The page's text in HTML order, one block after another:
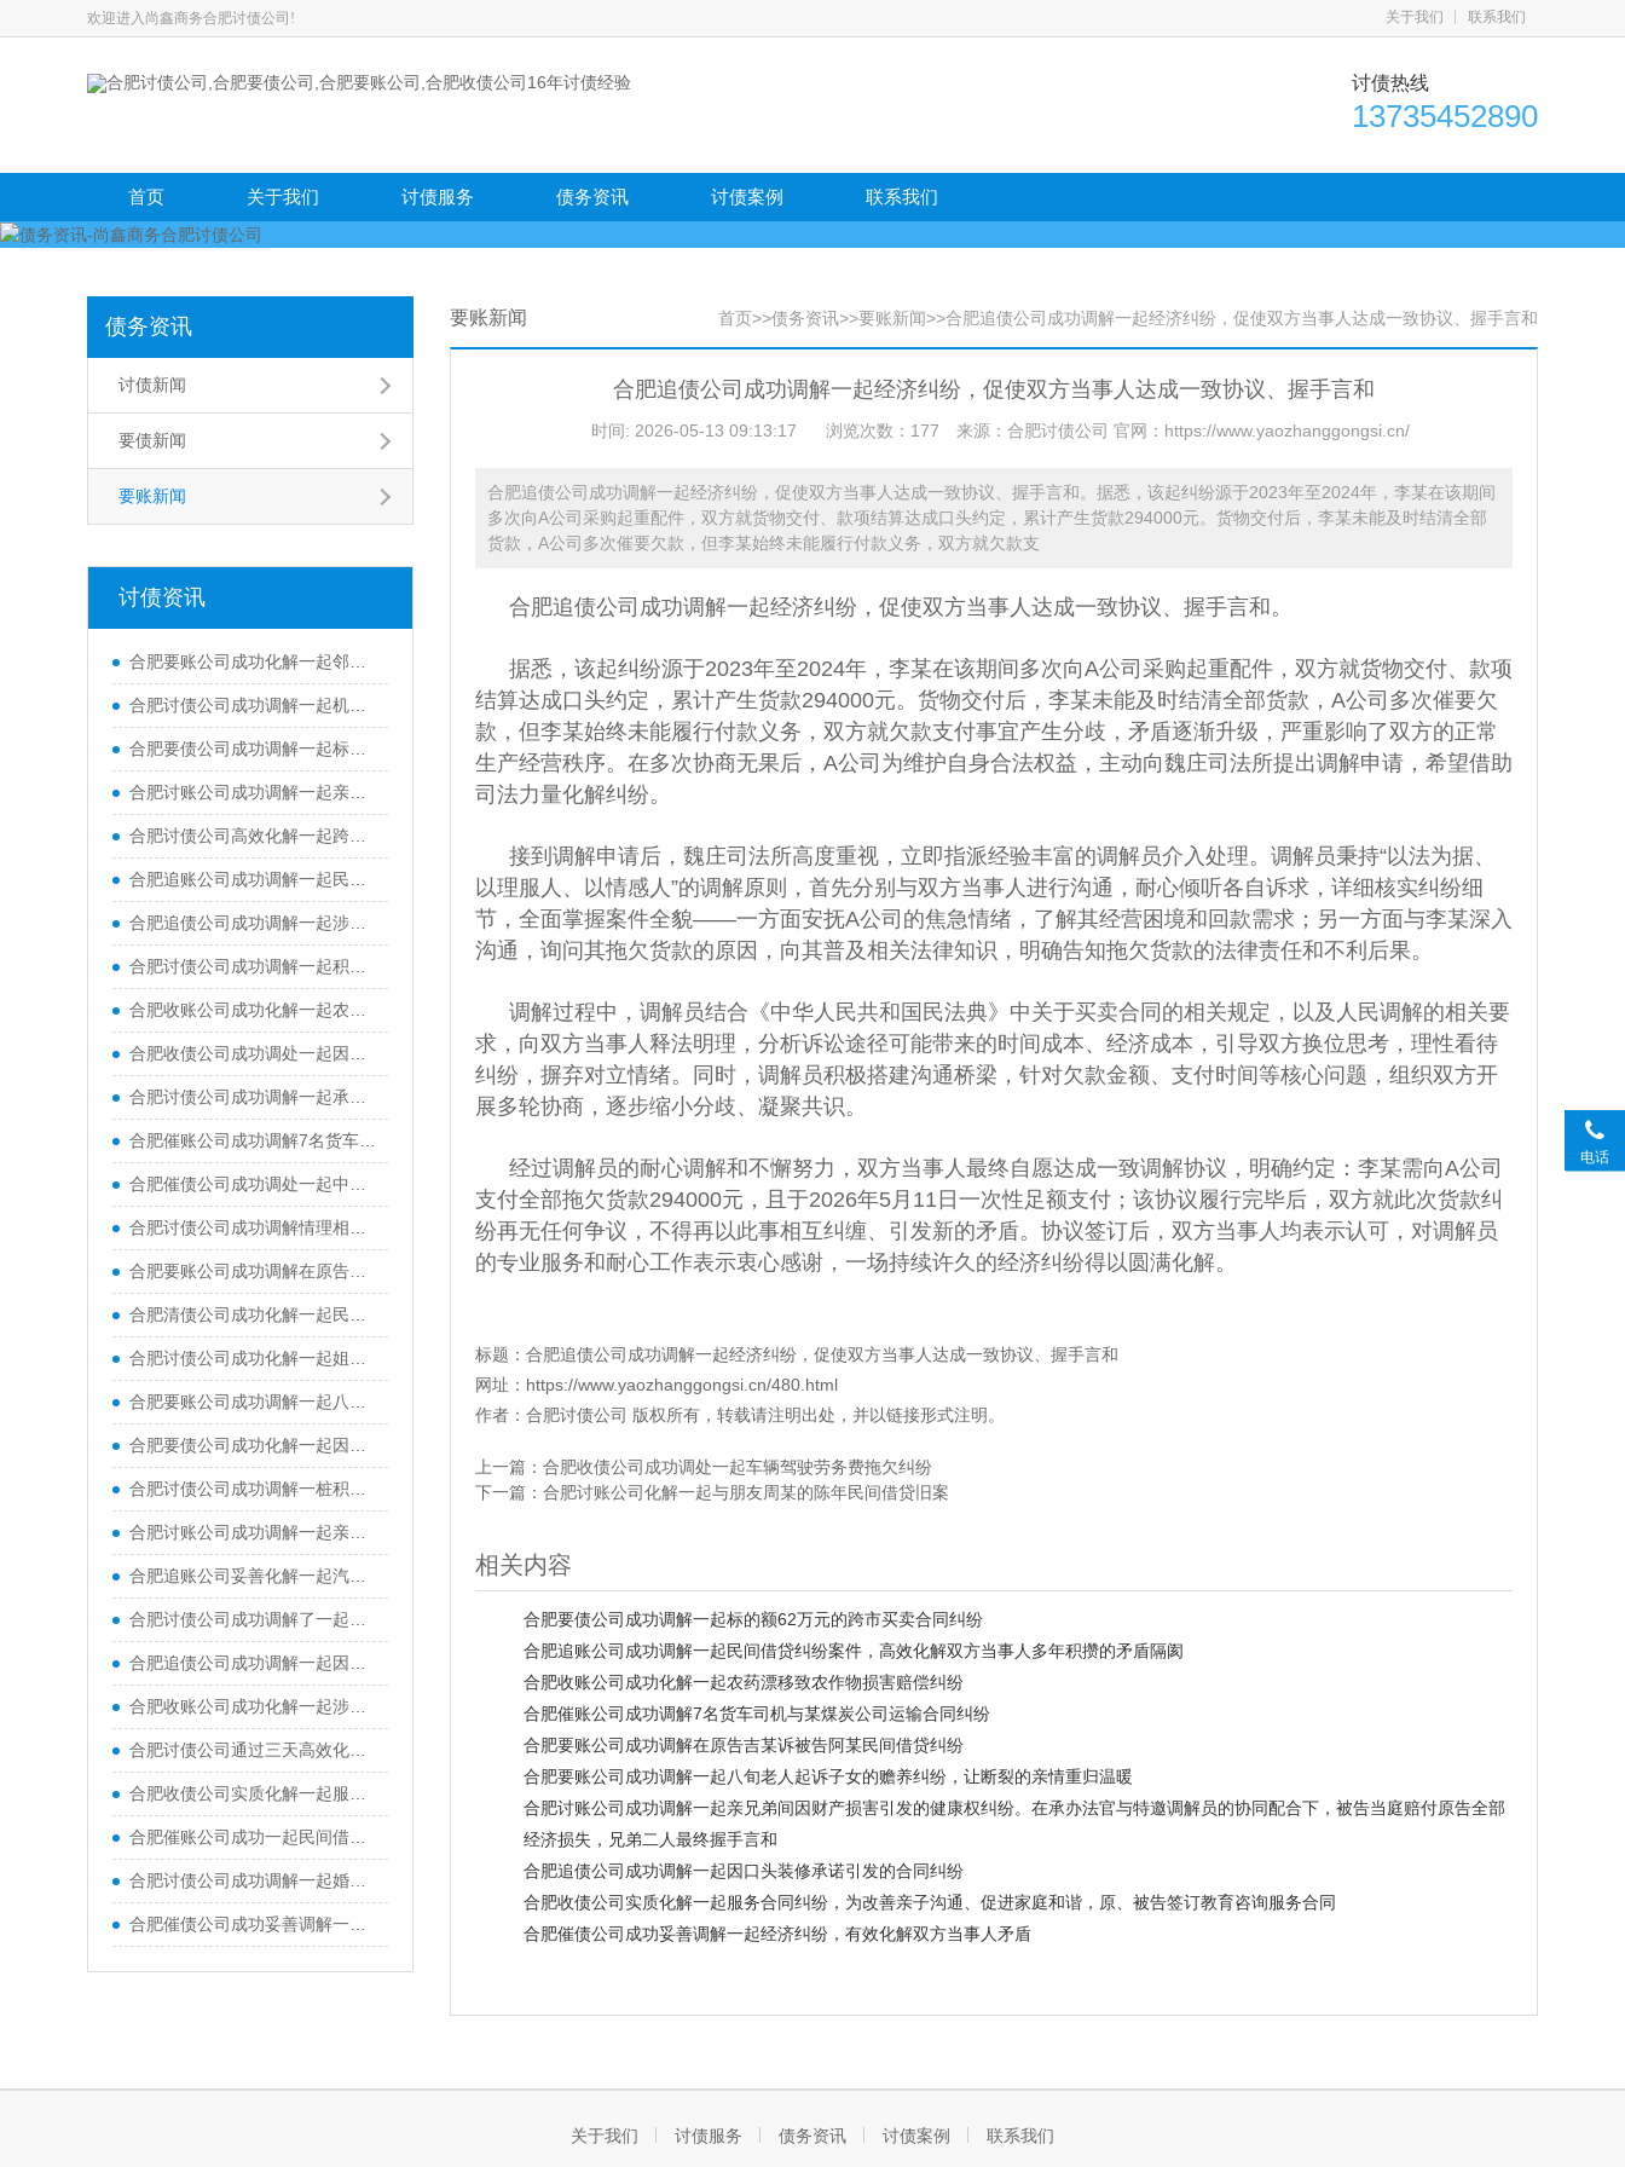
欢迎进入尚鑫商务合肥讨债公司! 关于我们 联系我们
讨债热线
13735452890
首页 关于我们 讨债服务 债务资讯 讨债案例 联系我们
债务资讯
讨债新闻
要债新闻
要账新闻
讨债资讯
合肥要账公司成功化解一起邻里土地占用纠纷，并补齐多年来的土地占用费用
合肥讨债公司成功调解一起机动车交通事故责任纠纷
合肥要债公司成功调解一起标的额62万元的跨市买卖合同纠纷
合肥讨账公司成功调解一起亲属间民间借贷纠纷案件，承办法官情理兼顾、耐心疏导，既帮当事人追回欠款，又成功维系住双方亲属情谊
合肥讨债公司高效化解一起跨省能源企业买卖合同尾款纠纷，仅用7个工作日便实现案结事了
合肥追账公司成功调解一起民间借贷纠纷案件，高效化解双方当事人多年积攒的矛盾隔阂
合肥追债公司成功调解一起涉及村集体与张某关于鱼塘承包租赁合同纠纷
合肥讨债公司成功调解一起积压五年的民间借贷纠纷，耐心释法与温情劝导，妥善化解双方矛盾
合肥收账公司成功化解一起农药漂移致农作物损害赔偿纠纷
合肥收债公司成功调处一起因高层违规私排洗衣废水引发的邻里纠纷
合肥讨债公司成功调解一起承揽合同纠纷，双方签署了调解协议，被申请人当场一次性付清全部工程款，申请人也当场提交撤诉申请
合肥催账公司成功调解7名货车司机与某煤炭公司运输合同纠纷
合肥催债公司成功调处一起中年夫妻离婚纠纷，帮助一对结婚二十余年的夫妻握手言和
合肥讨债公司成功调解情理相融化纠纷，在调解员多次对双方宣讲法律政策、以案释法、调解协商情况下，当事人双方达成共识
合肥要账公司成功调解在原告吉某诉被告阿某民间借贷纠纷
合肥清债公司成功化解一起民间借贷纠纷，实现了法理与情理的双向兼顾
合肥讨债公司成功化解一起姐弟合伙经营餐馆引发的经济纠纷
合肥要账公司成功调解一起八旬老人起诉子女的赡养纠纷，让断裂的亲情重归温暖
合肥要债公司成功化解一起因车辆剐蹭引发的居民与物业矛盾纠纷
合肥讨债公司成功调解一桩积怨十余年的表兄弟民间借贷纠纷案，原本因债务形同陌路的两亲戚握手言和
合肥讨账公司成功调解一起亲兄弟间因财产损害引发的健康权纠纷。在承办法官与特邀调解员的协同配合下，被告当庭赔付原告全部经济损失，兄弟二人最终握手言和
合肥追账公司妥善化解一起汽车消费纠纷，要求解除购车合同并退车退款
合肥讨债公司成功调解了一起典型的由“一房二卖”引发的房屋买卖合同纠纷
合肥追债公司成功调解一起因口头装修承诺引发的合同纠纷
合肥收账公司成功化解一起涉案金额118万余元、历时近两年的买卖合同纠纷
合肥讨债公司通过三天高效化解二手摩托车买卖合同纠纷
合肥收债公司实质化解一起服务合同纠纷，为改善亲子沟通、促进家庭和谐，原、被告签订教育咨询服务合同
合肥催账公司成功一起民间借贷纠纷，昔日因欠款产生隔阂的双方当事人握手言和
合肥讨债公司成功调解一起婚内不当得利返还纠纷，通过柔性调解、依法释理，圆满化解家庭财产矛盾
合肥催债公司成功妥善调解一起经济纠纷，有效化解双方当事人矛盾
要账新闻 首页>>债务资讯>>要账新闻>>合肥追债公司成功调解一起经济纠纷，促使双方当事人达成一致协议、握手言和
合肥追债公司成功调解一起经济纠纷，促使双方当事人达成一致协议、握手言和
时间: 2026-05-13 09:13:17 浏览次数：177 来源：合肥讨债公司 官网：https://www.yaozhanggongsi.cn/
合肥追债公司成功调解一起经济纠纷，促使双方当事人达成一致协议、握手言和。据悉，该起纠纷源于2023年至2024年，李某在该期间
多次向A公司采购起重配件，双方就货物交付、款项结算达成口头约定，累计产生货款294000元。货物交付后，李某未能及时结清全部
货款，A公司多次催要欠款，但李某始终未能履行付款义务，双方就欠款支
合肥追债公司 成功调解一起经济纠纷，促使双方当事人达成一致协议、握手言和。
据悉，该起纠纷源于2023年至2024年，李某在该期间多次向A公司采购起重配件，双方就货物交付、款项
结算达成口头约定，累计产生货款294000元。货物交付后，李某未能及时结清全部货款，A公司多次催要欠
款，但李某始终未能履行付款义务，双方就欠款支付事宜产生分歧，矛盾逐渐升级，严重影响了双方的正常
生产经营秩序。在多次协商无果后，A公司为维护自身合法权益，主动向魏庄司法所提出调解申请，希望借助
司法力量化解纠纷。
接到调解申请后，魏庄司法所高度重视，立即指派经验丰富的调解员介入处理。调解员秉持“以法为据、
以理服人、以情感人”的调解原则，首先分别与双方当事人进行沟通，耐心倾听各自诉求，详细核实纠纷细
节，全面掌握案件全貌——一方面安抚A公司的焦急情绪，了解其经营困境和回款需求；另一方面与李某深入
沟通，询问其拖欠货款的原因，向其普及相关法律知识，明确告知拖欠货款的法律责任和不利后果。
调解过程中，调解员结合《中华人民共和国民法典》中关于买卖合同的相关规定，以及人民调解的相关要
求，向双方当事人释法明理，分析诉讼途径可能带来的时间成本、经济成本，引导双方换位思考，理性看待
纠纷，摒弃对立情绪。同时，调解员积极搭建沟通桥梁，针对欠款金额、支付时间等核心问题，组织双方开
展多轮协商，逐步缩小分歧、凝聚共识。
经过调解员的耐心调解和不懈努力，双方当事人最终自愿达成一致调解协议，明确约定：李某需向A公司
支付全部拖欠货款294000元，且于2026年5月11日一次性足额支付；该协议履行完毕后，双方就此次货款纠
纷再无任何争议，不得再以此事相互纠缠、引发新的矛盾。协议签订后，双方当事人均表示认可，对调解员
的专业服务和耐心工作表示衷心感谢，一场持续许久的经济纠纷得以圆满化解。
标题： 合肥追债公司成功调解一起经济纠纷，促使双方当事人达成一致协议、握手言和
网址： https://www.yaozhanggongsi.cn/480.html
作者： 合肥讨债公司 版权所有，转载请注明出处，并以链接形式注明。
上一篇： 合肥收债公司成功调处一起车辆驾驶劳务费拖欠纠纷
下一篇： 合肥讨账公司化解一起与朋友周某的陈年民间借贷旧案
相关内容
合肥要债公司成功调解一起标的额62万元的跨市买卖合同纠纷
合肥追账公司成功调解一起民间借贷纠纷案件，高效化解双方当事人多年积攒的矛盾隔阂
合肥收账公司成功化解一起农药漂移致农作物损害赔偿纠纷
合肥催账公司成功调解7名货车司机与某煤炭公司运输合同纠纷
合肥要账公司成功调解在原告吉某诉被告阿某民间借贷纠纷
合肥要账公司成功调解一起八旬老人起诉子女的赡养纠纷，让断裂的亲情重归温暖
合肥讨账公司成功调解一起亲兄弟间因财产损害引发的健康权纠纷。在承办法官与特邀调解员的协同配合下，被告当庭赔付原告全部
经济损失，兄弟二人最终握手言和
合肥追债公司成功调解一起因口头装修承诺引发的合同纠纷
合肥收债公司实质化解一起服务合同纠纷，为改善亲子沟通、促进家庭和谐，原、被告签订教育咨询服务合同
合肥催债公司成功妥善调解一起经济纠纷，有效化解双方当事人矛盾
关于我们 讨债服务 债务资讯 讨债案例 联系我们
电话